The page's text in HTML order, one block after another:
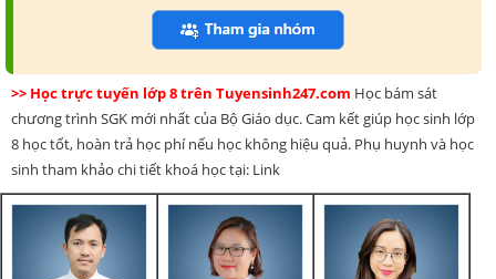
>> Học trực tuyến lớp 8 trên Tuyensinh247.com Học bám sát
chương trình SGK mới nhất của Bộ Giáo dục. Cam kết giúp học sinh lớp
8 học tốt, hoàn trả học phí nếu học không hiệu quả. Phụ huynh và học
sinh tham khảo chi tiết khoá học tại: Link